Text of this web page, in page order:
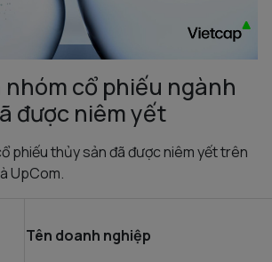
nhóm cổ phiếu ngành
được niêm yết
phiếu thủy sản đã được niêm yết trên
UpCom.
Tên doanh nghiệp